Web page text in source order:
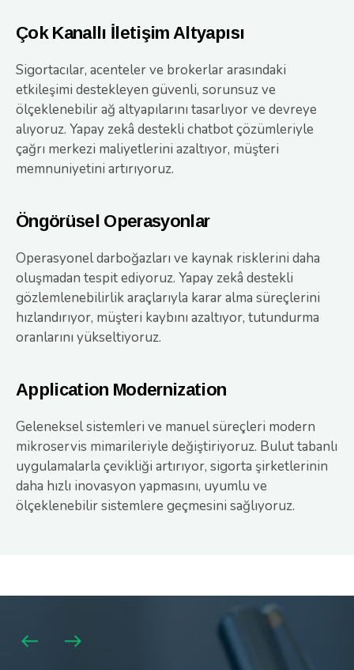
Çok Kanallı İletişim Altyapısı
Sigortacılar, acenteler ve brokerlar arasındaki
etkileşimi destekleyen güvenli, sorunsuz ve
ölçeklenebilir ağ altyapılarını tasarlıyor ve devreye
alıyoruz. Yapay zekâ destekli chatbot çözümleriyle
çağrı merkezi maliyetlerini azaltıyor, müşteri
memnuniyetini artırıyoruz.
Öngörüsel Operasyonlar
Operasyonel darboğazları ve kaynak risklerini daha
oluşmadan tespit ediyoruz. Yapay zekâ destekli
gözlemlenebilirlik araçlarıyla karar alma süreçlerini
hızlandırıyor, müşteri kaybını azaltıyor, tutundurma
oranlarını yükseltiyoruz.
Application Modernization
Geleneksel sistemleri ve manuel süreçleri modern
mikroservis mimarileriyle değiştiriyoruz. Bulut tabanlı
uygulamalarla çevikliği artırıyor, sigorta şirketlerinin
daha hızlı inovasyon yapmasını, uyumlu ve
ölçeklenebilir sistemlere geçmesini sağlıyoruz.